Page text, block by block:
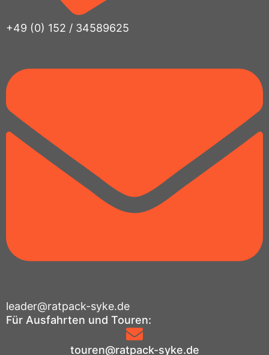
+49 (0) 152 / 34589625
leader@ratpack-syke.de
Für Ausfahrten und Touren:
touren@ratpack-syke.de